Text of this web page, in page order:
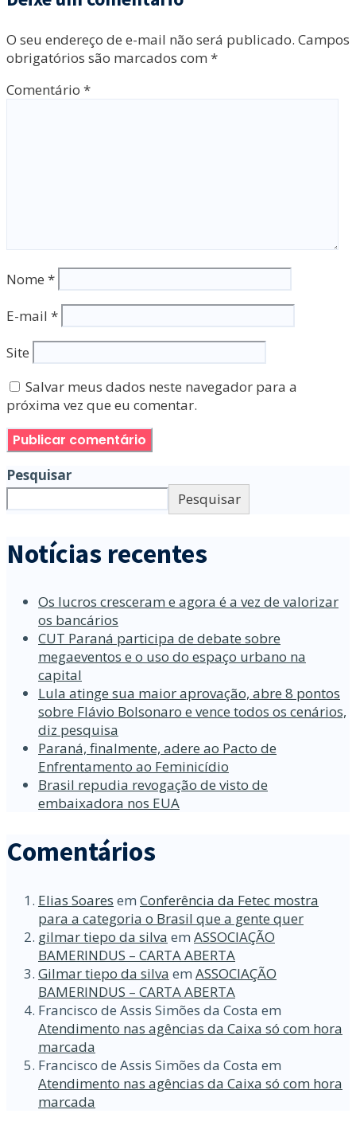
O seu endereço de e-mail não será publicado. Campos
obrigatórios são marcados com *
Comentário *
Nome *
E-mail *
Site
Salvar meus dados neste navegador para a
próxima vez que eu comentar.
Pesquisar
Pesquisar
Notícias recentes
Os lucros cresceram e agora é a vez de valorizar
os bancários
CUT Paraná participa de debate sobre
megaeventos e o uso do espaço urbano na
capital
Lula atinge sua maior aprovação, abre 8 pontos
sobre Flávio Bolsonaro e vence todos os cenários,
diz pesquisa
Paraná, finalmente, adere ao Pacto de
Enfrentamento ao Feminicídio
Brasil repudia revogação de visto de
embaixadora nos EUA
Comentários
Elias Soares em Conferência da Fetec mostra
para a categoria o Brasil que a gente quer
gilmar tiepo da silva em ASSOCIAÇÃO
BAMERINDUS – CARTA ABERTA
Gilmar tiepo da silva em ASSOCIAÇÃO
BAMERINDUS – CARTA ABERTA
Francisco de Assis Simões da Costa em
Atendimento nas agências da Caixa só com hora
marcada
Francisco de Assis Simões da Costa em
Atendimento nas agências da Caixa só com hora
marcada